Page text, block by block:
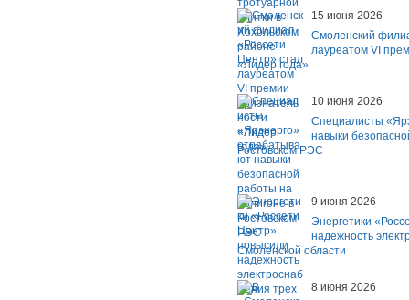
15 июня 2026
Смоленский
лауреатом VI
«Лидер года»
10 июня 2026
Специалисты
навыки
Ростовском РЭС
9 июня 2026
Энергетики
надежность
Смоленской области
8 июня 2026